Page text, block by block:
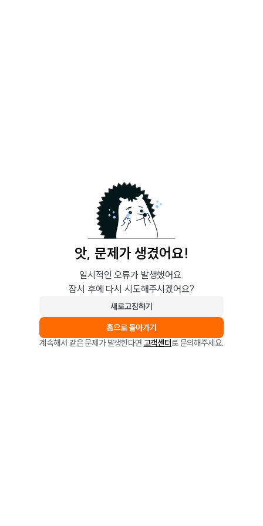
앗, 문제가 생겼어요!
일시적인 오류가 발생했어요.
잠시 후에 다시 시도해주시겠어요?
새로고침하기
홈으로 돌아가기
계속해서 같은 문제가 발생한다면 고객센터로 문의해주세요.